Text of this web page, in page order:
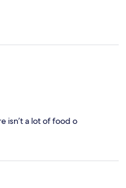
isn’t a lot of food o